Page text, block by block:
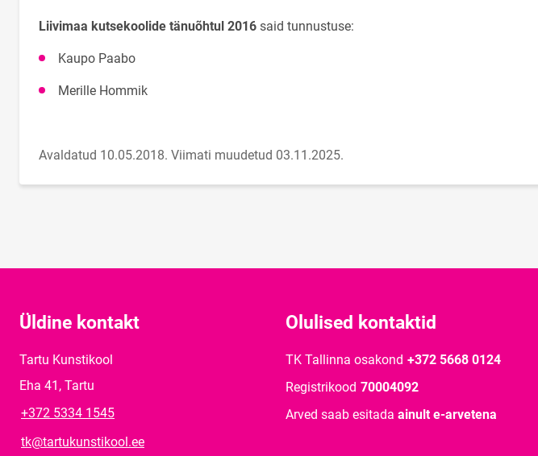
Liivimaa kutsekoolide tänuõhtul 2016 said tunnustuse:
Kaupo Paabo
Merille Hommik
Avaldatud 10.05.2018. Viimati muudetud 03.11.2025.
Üldine kontakt
Tartu Kunstikool
Eha 41, Tartu
+372 5334 1545
tk@tartukunstikool.ee
Olulised kontaktid
TK Tallinna osakond +372 5668 0124
Registrikood 70004092
Arved saab esitada ainult e-arvetena